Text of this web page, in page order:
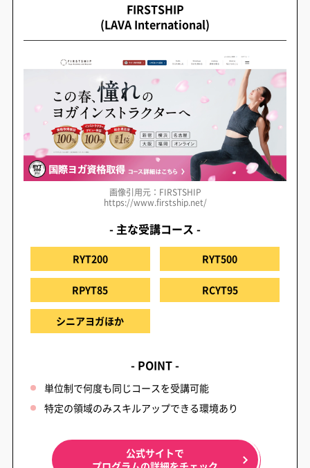
FIRSTSHIP
(LAVA International)
画像引用元：FIRSTSHIP
https://www.firstship.net/
- 主な受講コース -
RYT200 RYT500
RPYT85 RCYT95
シニアヨガほか
- POINT -
単位制で何度も同じコースを受講可能
特定の領域のみスキルアップできる環境あり
公式サイトで